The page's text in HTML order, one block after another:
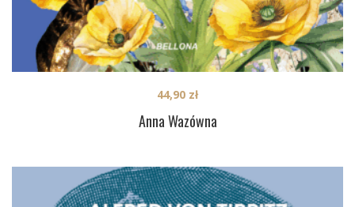
Anna Wazówna
44,90 zł